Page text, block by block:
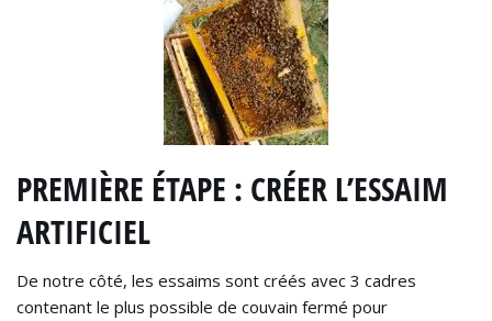
PREMIÈRE ÉTAPE : CRÉER L’ESSAIM
ARTIFICIEL
De notre côté, les essaims sont créés avec 3 cadres
contenant le plus possible de couvain fermé pour